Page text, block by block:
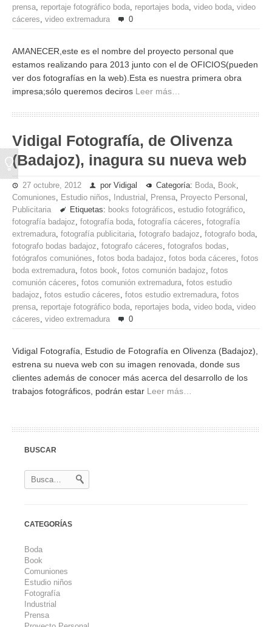
prensa, reportaje fotográfico boda, reportajes boda, video boda, video
cáceres, video extremadura 0
AMANECER,este es el nombre del proyecto personal que
estamos realizando para 2013 junto con el de OFICIOS(pueden
ver dos fotografías en la web).Esta es nuestra primera obra
impresa;sólo queremos deciros Leer más…
Vidigal Fotografía, de Olivenza
(Badajoz), inagura su nueva web
27 octubre, 2012 por Vidigal Categoría: Boda, Book,
Comuniones, Estudio niños, Industrial , Prensa, Proyecto Personal ,
Publicitaria
Etiquetas: books fotográficos, estudio fotográfico,
fotografía badajoz, fotografía boda, fotografía cáceres, fotografía
extremadura, fotografía publicitaria, fotografo badajoz, fotografo boda,
fotografo bodas badajoz, fotografo cáceres, fotografos bodas,
fotógrafos comuniónes, fotos boda badajoz, fotos boda cáceres, fotos
boda extremadura, fotos book, fotos comunión badajoz, fotos
comunión cáceres, fotos comunión extremadura, fotos estudio
badajoz, fotos estudio cáceres, fotos estudio extremadura, fotos
prensa, reportaje fotográfico boda, reportajes boda, video boda, video
cáceres, video extremadura 0
Vidigal Fotografía, Estudio de Fotografía en Olivenza (Badajoz),
estrena su nueva web con su imagen renovada, donde sus
clientes además de conocer más acerca del desarrollo de los
trabajos fotográficos, podrán estar Leer más…
BUSCAR
CATEGORÍAS
Boda
Book
Comuniones
Estudio niños
Fotografía
Industrial
Prensa